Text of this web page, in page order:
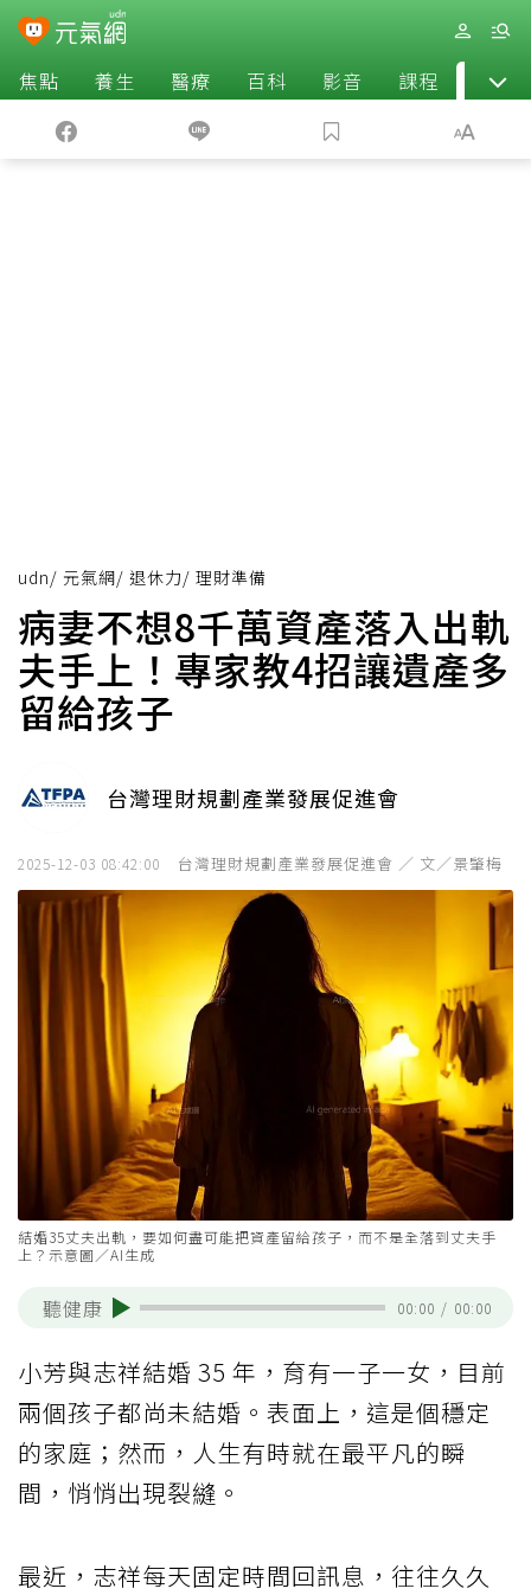
焦點 養生 醫療 百科 影音 課程 退休
udn/ 元氣網/ 退休力/ 理財準備
病妻不想8千萬資產落入出軌
夫手上！專家教4招讓遺產多
留給孩子
台灣理財規劃產業發展促進會
2025-12-03 08:42:00 台灣理財規劃產業發展促進會 ／ 文／景肇梅
結婚35丈夫出軌，要如何盡可能把資產留給孩子，而不是全落到丈夫手
上？示意圖／AI生成
聽健康 00:00 / 00:00
小芳與志祥結婚 35 年，育有一子一女，目前
兩個孩子都尚未結婚。表面上，這是個穩定
的家庭；然而，人生有時就在最平凡的瞬
間，悄悄出現裂縫。
最近，志祥每天固定時間回訊息，往往久久